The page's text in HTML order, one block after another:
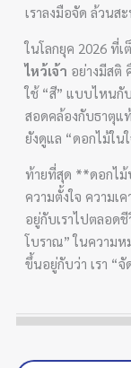
เราลงมือจัด ล้วนส
ในโลกยุค 2026 ที่เ
ไหว้เจ้า อย่างมีสติ
ใช้ “สี” แบบไหนกับ
สอดคล้องกับธาตุแ
ยังดูแล “ดอกไม้ใน
ท้ายที่สุด **ดอกไม้
ความตั้งใจ ความเ
อยู่กับเราไปตลอด
โบราณ” ในความ
ขึ้นอยู่กับว่า เรา “จั